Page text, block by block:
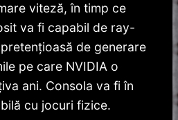
viteză, în timp ce
va fi capabil de ray-
de generare
pe care NVIDIA o
ani. Consola va fi în
cu jocuri fizice.